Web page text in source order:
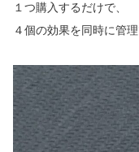
１つ購入するだけで、
４個の効果を同時に管理